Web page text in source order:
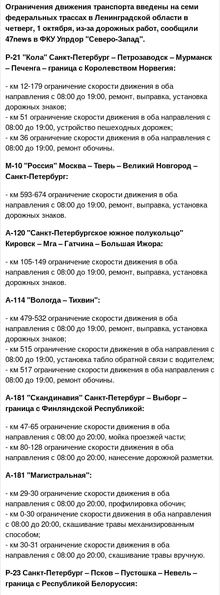
Ограничения движения транспорта введены на семи
федеральных трассах в Ленинградской области в
четверг, 1 октября, из-за дорожных работ, сообщили
47news в ФКУ Упрдор "Северо-Запад".
Р-21 "Кола" Санкт-Петербург – Петрозаводск – Мурманск
– Печенга – граница с Королевством Норвегия:
- км 12-179 ограничение скорости движения в оба
направления с 08:00 до 19:00, ремонт, выправка, установка
дорожных знаков;
- км 51 ограничение скорости движения в оба направления с
08:00 до 19:00, устройство пешеходных дорожек;
- км 36 ограничение скорости движения в оба направления с
08:00 до 19:00, ремонт обочины.
М-10 "Россия" Москва – Тверь – Великий Новгород –
Санкт-Петербург:
- км 593-674 ограничение скорости движения в оба
направления с 08:00 до 19:00, ремонт, выправка, установка
дорожных знаков.
А-120 "Санкт-Петербургское южное полукольцо"
Кировск – Мга – Гатчина – Большая Ижора:
- км 105-149 ограничение скорости движения в оба
направления с 08:00 до 19:00, ремонт, выправка, установка
дорожных знаков.
А-114 "Вологда – Тихвин":
- км 479-532 ограничение скорости движения в оба
направления с 08:00 до 19:00, ремонт, выправка, установка
дорожных знаков;
- км 515 ограничение скорости движения в оба направления с
08:00 до 19:00, установка табло обратной связи с водителем;
- км 517 ограничение скорости движения в оба направления с
08:00 до 19:00, ремонт обочины.
А-181 "Скандинавия" Санкт-Петербург – Выборг –
граница с Финляндской Республикой:
- км 47-65 ограничение скорости движения в оба
направления с 08:00 до 20:00, мойка проезжей части;
- км 80-128 ограничение скорости движения в оба
направления с 08:00 до 20:00, нанесение дорожной разметки.
А-181 "Магистральная":
- км 29-30 ограничение скорости движения в оба
направления с 08:00 до 20:00, профилировка обочин;
- км 0-30 ограничение скорости движения в оба направления
с 08:00 до 20:00, скашивание травы механизированным
способом;
- км 30-31 ограничение скорости движения в оба
направления с 08:00 до 20:00, скашивание травы вручную.
Р-23 Санкт-Петербург – Псков – Пустошка – Невель –
граница с Республикой Белоруссия: